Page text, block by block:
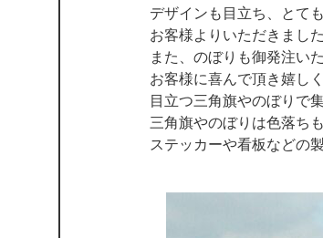
デザインも目立ち、とて
お客様よりいただきました
また、のぼりも御発注い
お客様に喜んで頂き嬉し
目立つ三角旗やのぼりで
三角旗やのぼりは色落ち
ステッカーや看板などの